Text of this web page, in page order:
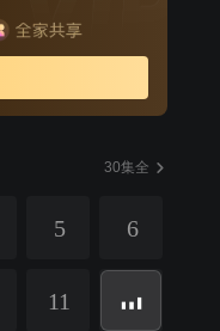
30集全
5 6
11